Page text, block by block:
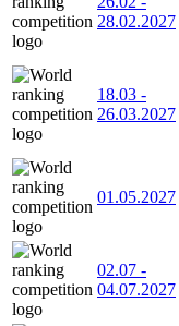
28.02.2027
18.03 -
26.03.2027
01.05.2027
02.07 -
04.07.2027